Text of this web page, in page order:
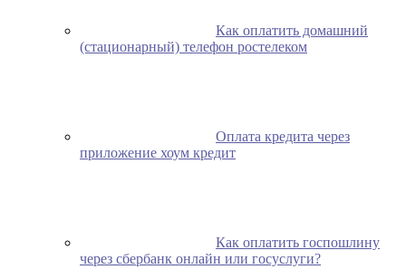
Как оплатить домашний
(стационарный) телефон ростелеком
Оплата кредита через
приложение хоум кредит
Как оплатить госпошлину
через сбербанк онлайн или госуслуги?